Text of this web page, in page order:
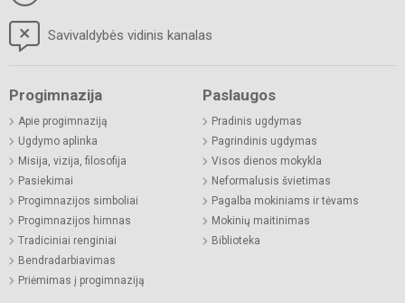
Savivaldybės vidinis kanalas
Progimnazija
Apie progimnaziją
Ugdymo aplinka
Misija, vizija, filosofija
Pasiekimai
Progimnazijos simboliai
Progimnazijos himnas
Tradiciniai renginiai
Bendradarbiavimas
Priėmimas į progimnaziją
Paslaugos
Pradinis ugdymas
Pagrindinis ugdymas
Visos dienos mokykla
Neformalusis švietimas
Pagalba mokiniams ir tėvams
Mokinių maitinimas
Biblioteka